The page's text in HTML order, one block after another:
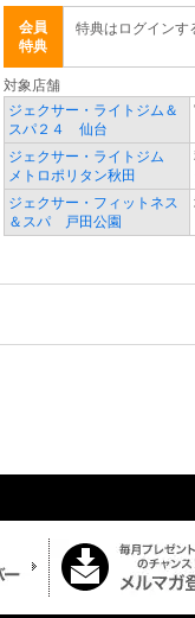
会員
特典
特典はログインす
対象店舗
ジェクサー・ライトジム＆
スパ２４ 仙台
ジェクサー・ライトジム
メトロポリタン秋田
ジェクサー・フィットネス
＆スパ 戸田公園